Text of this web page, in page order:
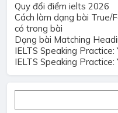
Quy đổi điểm ielts 2026
Cách làm dạng bài True/
có trong bài
Dạng bài Matching
IELTS Speaking Practice:
IELTS Speaking